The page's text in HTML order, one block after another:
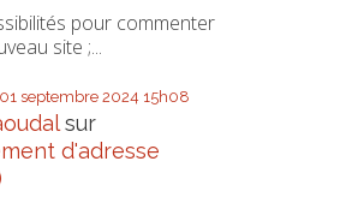
pour commenter
site ;...
septembre 2024 15h08
sur
d'adresse